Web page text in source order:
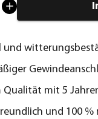
und
Qualität mit 5
und 100 %